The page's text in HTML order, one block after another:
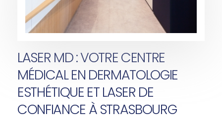
LASER MD : VOTRE CENTRE
MÉDICAL EN DERMATOLOGIE
ESTHÉTIQUE ET LASER DE
CONFIANCE À STRASBOURG